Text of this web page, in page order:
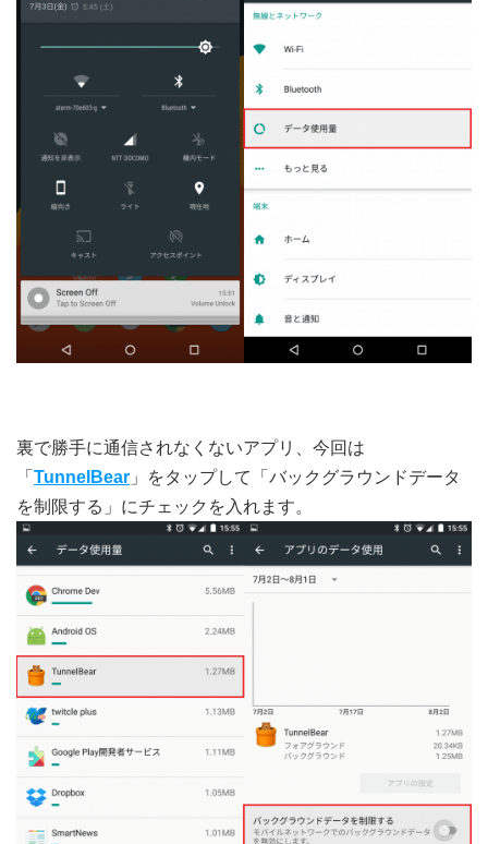
裏で勝手に通信されなくないアプリ、今回は
「 TunnelBear 」をタップして「バックグラウンドデータ
を制限する」にチェックを入れます。